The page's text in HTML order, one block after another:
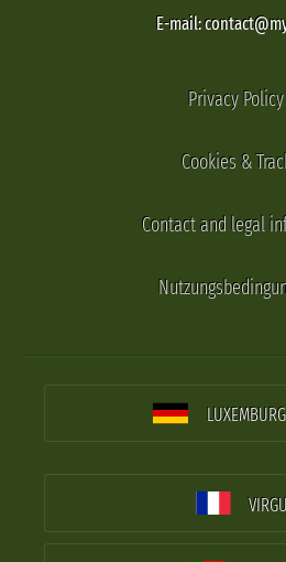
E-mail:
Privacy Policy
Cookies &
Contact and legal